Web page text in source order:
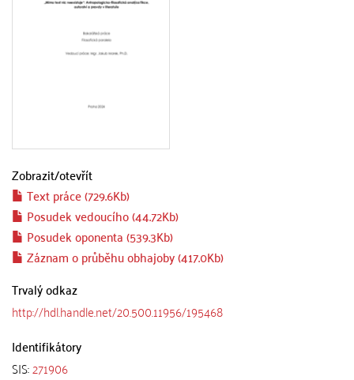
Zobrazit/otevřít
Text práce (729.6Kb)
Posudek vedoucího (44.72Kb)
Posudek oponenta (539.3Kb)
Záznam o průběhu obhajoby (417.0Kb)
Trvalý odkaz
http://hdl.handle.net/20.500.11956/195468
Identifikátory
SIS:271906